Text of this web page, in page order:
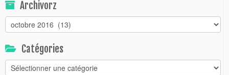
Archivorz
Archivorz
Catégories
Catégories